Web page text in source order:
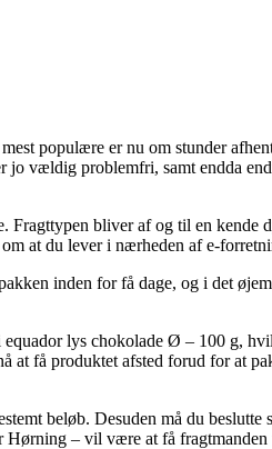
populære er nu om stunder
jo vældig problemfri, samt endda
Fragttypen bliver af og til en kende
at du lever i nærheden af e-
inden for få dage, og i det
lys chokolade Ø – 100 g,
at få produktet afsted forud for at
beløb. Desuden må du beslutte
– vil være at få fragtmanden